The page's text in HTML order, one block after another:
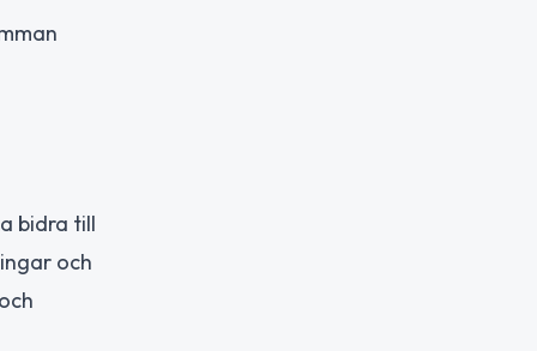
bidra till
och